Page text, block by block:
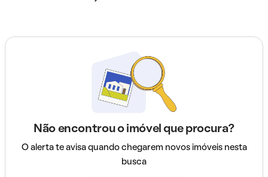
Não encontrou o imóvel que procura?
O alerta te avisa quando chegarem novos imóveis nesta
busca